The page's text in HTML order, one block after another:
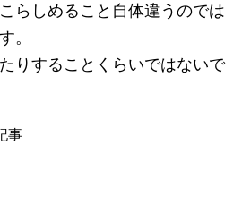
らしめること自体違うのでは
。
りすることくらいではないで
事